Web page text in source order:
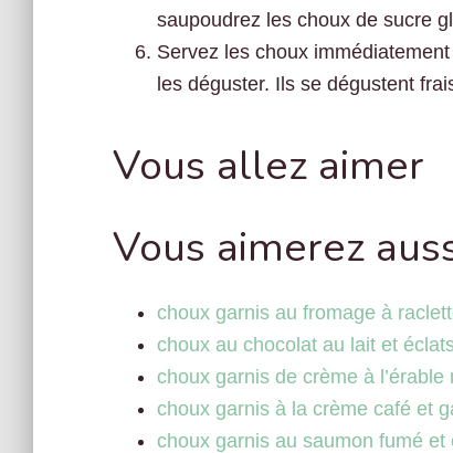
saupoudrez les choux de sucre
Servez les choux
les déguster. Ils se dégustent
Vous allez aimer
Vous aimerez
choux garnis au fromage à
choux au chocolat au lait et
choux garnis de crème à l’érable
choux garnis à la crème café et
choux garnis au saumon fumé et